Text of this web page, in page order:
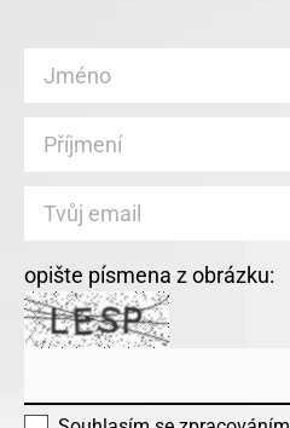
opište písmena z obrázku: